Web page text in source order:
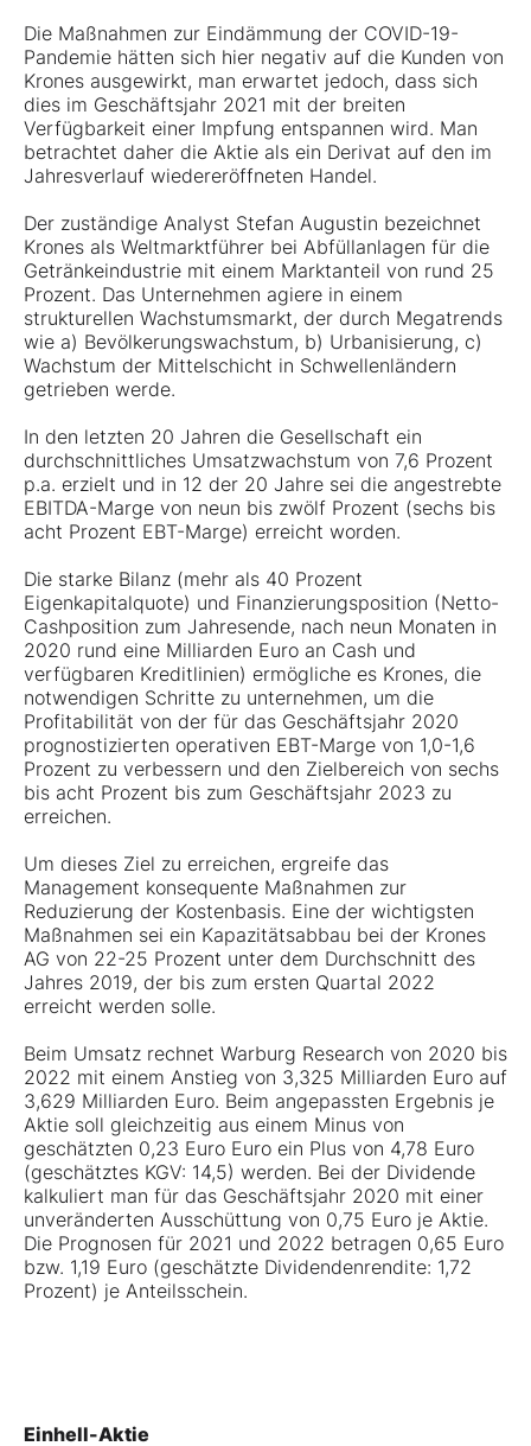
Die Maßnahmen zur Eindämmung der COVID-19-
Pandemie hätten sich hier negativ auf die Kunden von
Krones ausgewirkt, man erwartet jedoch, dass sich
dies im Geschäftsjahr 2021 mit der breiten
Verfügbarkeit einer Impfung entspannen wird. Man
betrachtet daher die Aktie als ein Derivat auf den im
Jahresverlauf wiedereröffneten Handel.
Der zuständige Analyst Stefan Augustin bezeichnet
Krones als Weltmarktführer bei Abfüllanlagen für die
Getränkeindustrie mit einem Marktanteil von rund 25
Prozent. Das Unternehmen agiere in einem
strukturellen Wachstumsmarkt, der durch Megatrends
wie a) Bevölkerungswachstum, b) Urbanisierung, c)
Wachstum der Mittelschicht in Schwellenländern
getrieben werde.
In den letzten 20 Jahren die Gesellschaft ein
durchschnittliches Umsatzwachstum von 7,6 Prozent
p.a. erzielt und in 12 der 20 Jahre sei die angestrebte
EBITDA-Marge von neun bis zwölf Prozent (sechs bis
acht Prozent EBT-Marge) erreicht worden.
Die starke Bilanz (mehr als 40 Prozent
Eigenkapitalquote) und Finanzierungsposition (Netto-
Cashposition zum Jahresende, nach neun Monaten in
2020 rund eine Milliarden Euro an Cash und
verfügbaren Kreditlinien) ermögliche es Krones, die
notwendigen Schritte zu unternehmen, um die
Profitabilität von der für das Geschäftsjahr 2020
prognostizierten operativen EBT-Marge von 1,0-1,6
Prozent zu verbessern und den Zielbereich von sechs
bis acht Prozent bis zum Geschäftsjahr 2023 zu
erreichen.
Um dieses Ziel zu erreichen, ergreife das
Management konsequente Maßnahmen zur
Reduzierung der Kostenbasis. Eine der wichtigsten
Maßnahmen sei ein Kapazitätsabbau bei der Krones
AG von 22-25 Prozent unter dem Durchschnitt des
Jahres 2019, der bis zum ersten Quartal 2022
erreicht werden solle.
Beim Umsatz rechnet Warburg Research von 2020 bis
2022 mit einem Anstieg von 3,325 Milliarden Euro auf
3,629 Milliarden Euro. Beim angepassten Ergebnis je
Aktie soll gleichzeitig aus einem Minus von
geschätzten 0,23 Euro Euro ein Plus von 4,78 Euro
(geschätztes KGV: 14,5) werden. Bei der Dividende
kalkuliert man für das Geschäftsjahr 2020 mit einer
unveränderten Ausschüttung von 0,75 Euro je Aktie.
Die Prognosen für 2021 und 2022 betragen 0,65 Euro
bzw. 1,19 Euro (geschätzte Dividendenrendite: 1,72
Prozent) je Anteilsschein.
Einhell-Aktie